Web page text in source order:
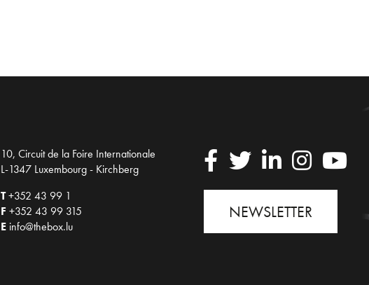
10, Circuit de la Foire Internationale
L-1347 Luxembourg - Kirchberg
T+352 43 99 1
F +352 43 99 315
E info@thebox.lu
NEWSLETTER